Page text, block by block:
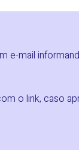
e-mail
o link, caso